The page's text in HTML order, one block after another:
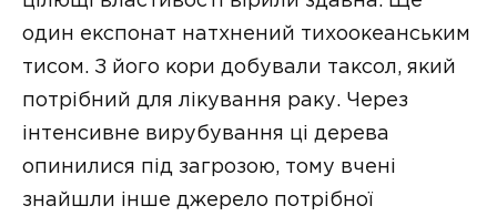
один експонат натхнений тихоокеанським
тисом. З його кори добували таксол, який
потрібний для лікування раку. Через
інтенсивне вирубування ці дерева
опинилися під загрозою, тому вчені
знайшли інше джерело потрібної